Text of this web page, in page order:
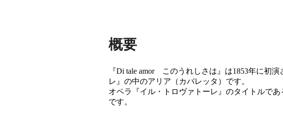
概要
『Di tale amor このうれしさは』は1853年に初
レ』の中のアリア（カバレッタ）です。
オペラ『イル・トロヴァトーレ』のタイトルで
です。